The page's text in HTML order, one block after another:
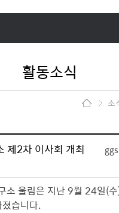
활동소식
소
제2차 이사회 개최
소 울림은 지난 9월 24일(
습니다.